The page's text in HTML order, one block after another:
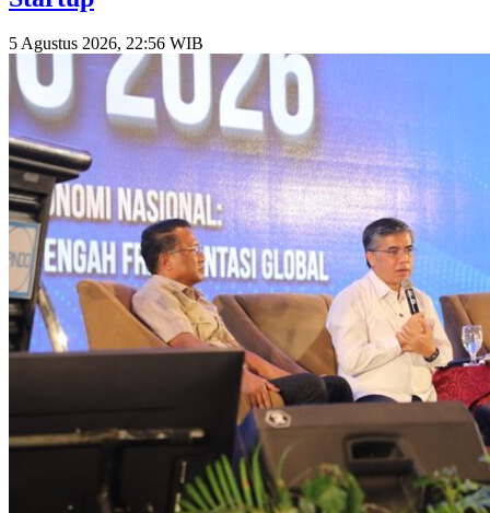
5 Agustus 2026, 22:56 WIB